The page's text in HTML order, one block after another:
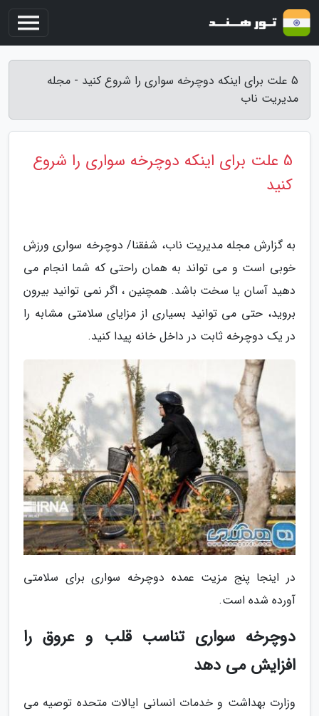
5 علت برای اینکه دوچرخه سواری را شروع کنید - مجله
مدیریت ناب
5 علت برای اینکه دوچرخه سواری را شروع
کنید
به گزارش مجله مدیریت ناب، شفقنا/ دوچرخه سواری ورزش
خوبی است و می تواند به همان راحتی که شما انجام می
دهید آسان یا سخت باشد. همچنین ، اگر نمی توانید بیرون
بروید، حتی می توانید بسیاری از مزایای سلامتی مشابه را
در یک دوچرخه ثابت در داخل خانه پیدا کنید.
در اینجا پنج مزیت عمده دوچرخه سواری برای سلامتی
آورده شده است.
دوچرخه سواری تناسب قلب و عروق را
افزایش می دهد
وزارت بهداشت و خدمات انسانی ایالات متحده توصیه می